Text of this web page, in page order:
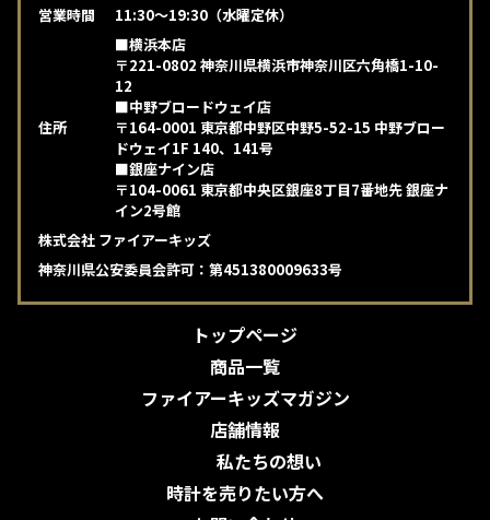
営業時間
11:30～19:30（水曜定休）
住所
■横浜本店
〒221-0802 神奈川県横浜市神奈川区六角橋1-10-
12
■中野ブロードウェイ店
〒164-0001 東京都中野区中野5-52-15 中野ブロー
ドウェイ1F 140、141号
■銀座ナイン店
〒104-0061 東京都中央区銀座8丁目7番地先 銀座ナ
イン2号館
株式会社 ファイアーキッズ
神奈川県公安委員会許可：第451380009633号
トップページ
商品一覧
ファイアーキッズマガジン
店舗情報
私たちの想い
時計を売りたい方へ